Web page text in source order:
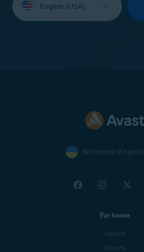
your
Worldwide (English)
For home
Support
Security